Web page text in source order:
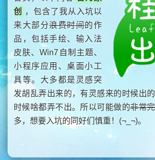
创
，包含了我从入坑以
来大部分浪费时间的作
品，包括手绘、输入法
皮肤、Win7自制主题、
小程序应用、桌面小工
具等。大多都是灵感突
发胡乱弄出来的，有灵感来的时候出
时候啥都弄不出。所以可能做的非常
多，想要入坑的同好们慎重！(¬_¬)。